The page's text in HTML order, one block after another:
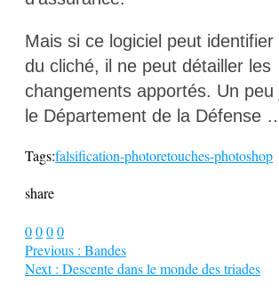
Mais si ce logiciel peut
du cliché, il ne peut détailler les
changements apportés. Un peu
le Département de la Défense
Tags:falsification-photoretouches-photoshop
share
0000
Previous : Bandes
Next : Descente dans le monde des triades